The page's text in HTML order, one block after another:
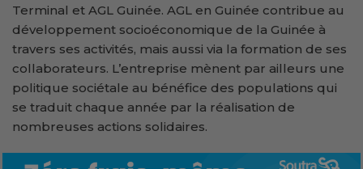
Terminal et AGL Guinée. AGL en Guinée contribue au
développement socioéconomique de la Guinée à
travers ses activités, mais aussi via la formation de ses
collaborateurs. L’entreprise mènent par ailleurs une
politique sociétale au bénéfice des populations qui
se traduit chaque année par la réalisation de
nombreuses actions solidaires.